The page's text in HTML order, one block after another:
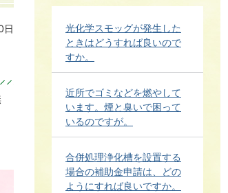
日
光化学スモッグが発生した
ときはどうすれば良いので
すか。
近所でゴミなどを燃やして
います。煙と臭いで困って
いるのですが。
合併処理浄化槽を設置する
場合の補助金申請は、どの
ようにすれば良いですか。